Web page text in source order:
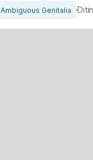
Ambiguous Genitalia